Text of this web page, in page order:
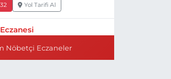
Yol Tarifi Al
KARŞISI
Nöbetçi Eczaneler